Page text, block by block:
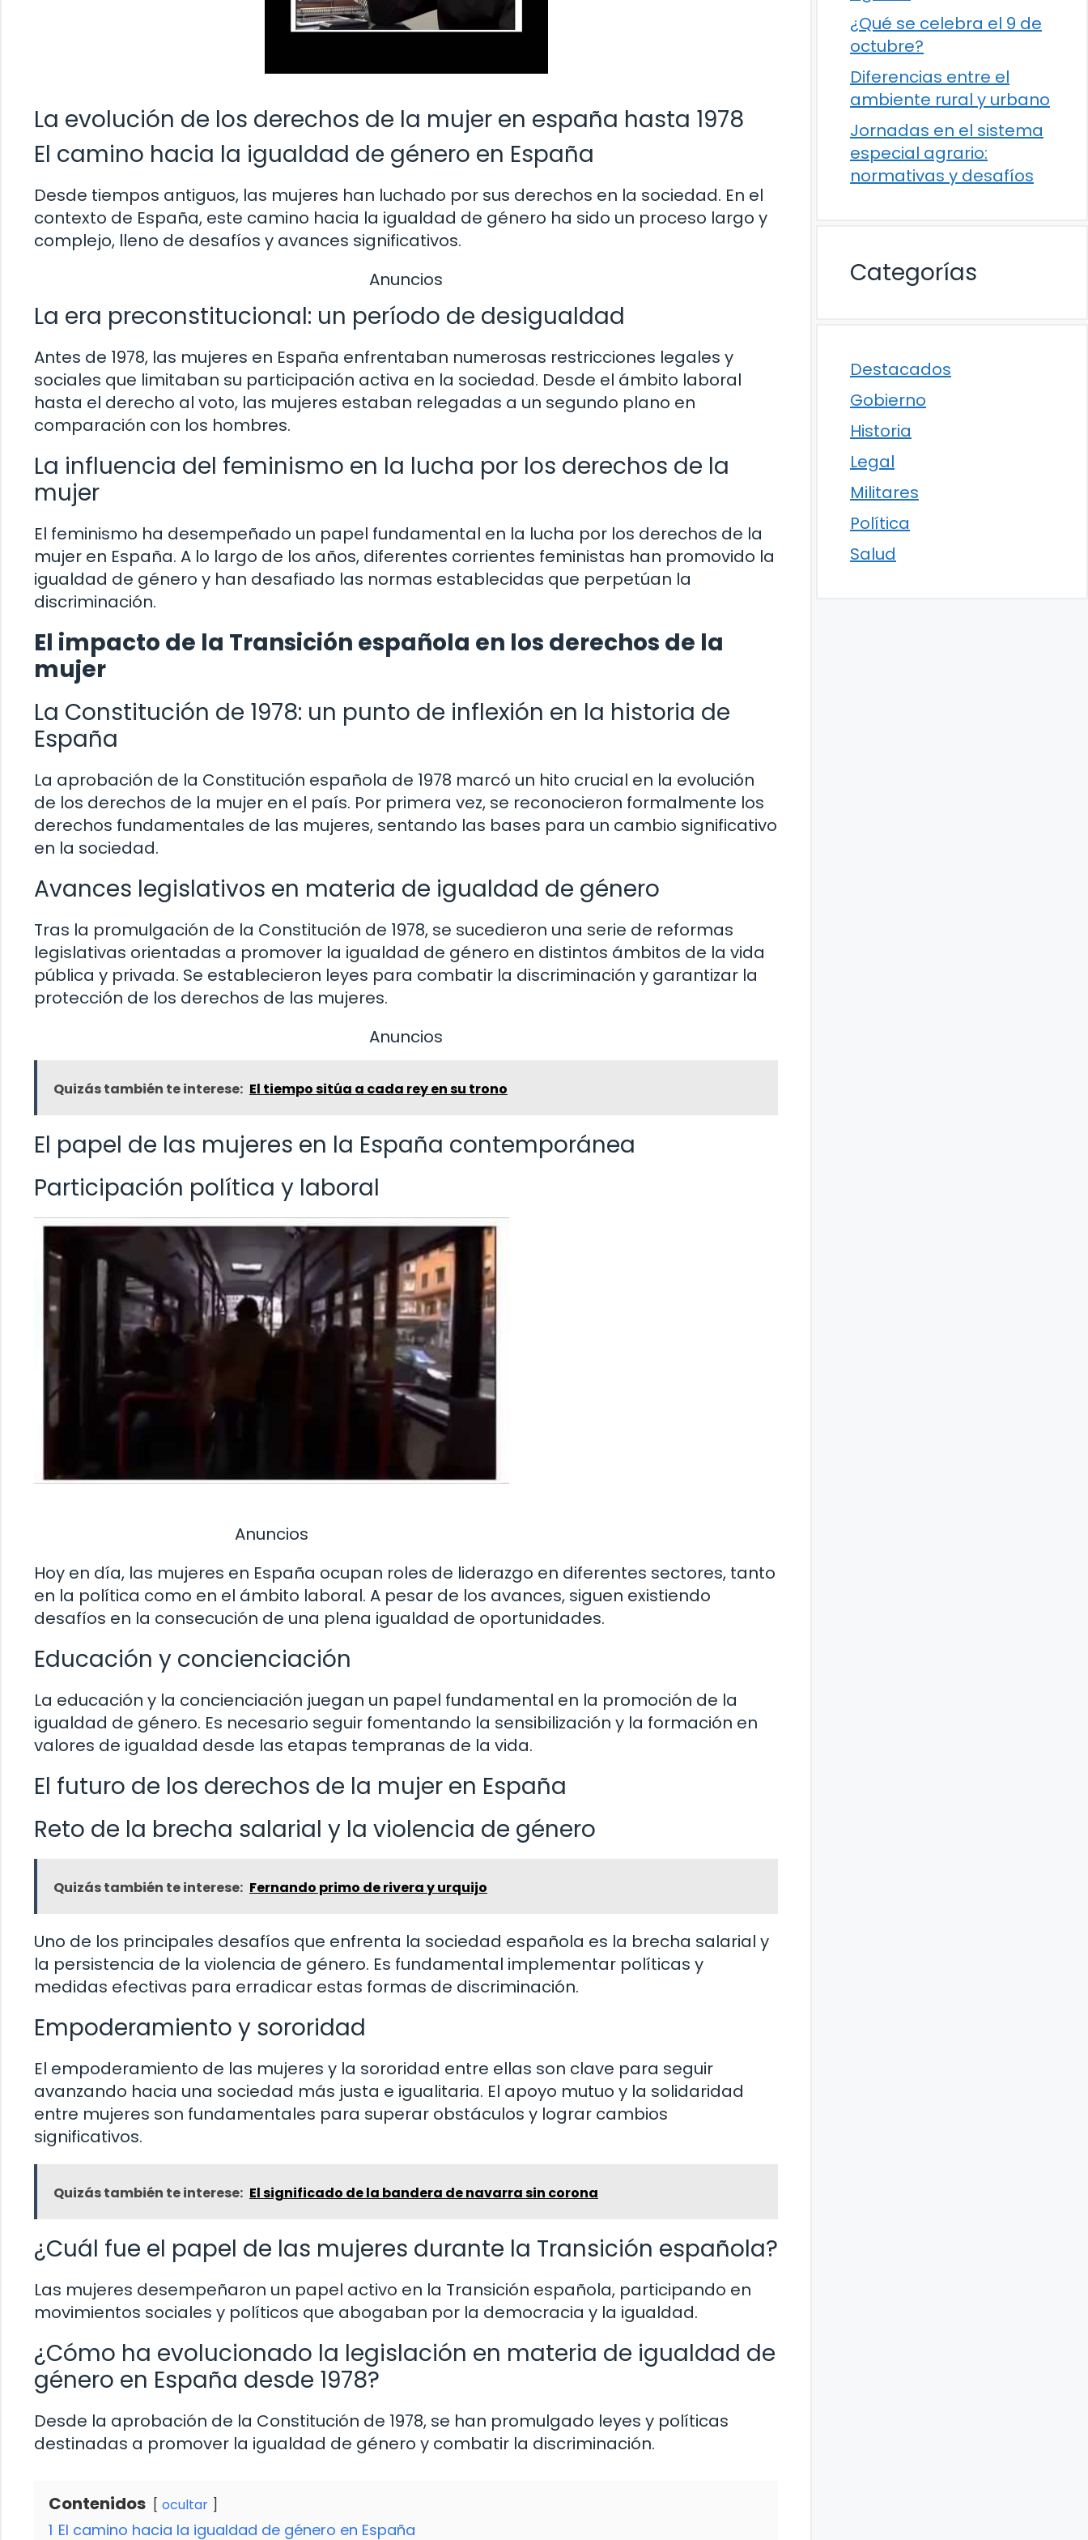
La evolución de los derechos de la mujer en españa hasta 1978
El camino hacia la igualdad de género en España
Desde tiempos antiguos, las mujeres han luchado por sus derechos en la sociedad. En el
contexto de España, este camino hacia la igualdad de género ha sido un proceso largo y
complejo, lleno de desafíos y avances significativos.
Anuncios
La era preconstitucional: un período de desigualdad
Antes de 1978, las mujeres en España enfrentaban numerosas restricciones legales y
sociales que limitaban su participación activa en la sociedad. Desde el ámbito laboral
hasta el derecho al voto, las mujeres estaban relegadas a un segundo plano en
comparación con los hombres.
La influencia del feminismo en la lucha por los derechos de la
mujer
El feminismo ha desempeñado un papel fundamental en la lucha por los derechos de la
mujer en España. A lo largo de los años, diferentes corrientes feministas han promovido la
igualdad de género y han desafiado las normas establecidas que perpetúan la
discriminación.
El impacto de la Transición española en los derechos de la
mujer
La Constitución de 1978: un punto de inflexión en la historia de
España
La aprobación de la Constitución española de 1978 marcó un hito crucial en la evolución
de los derechos de la mujer en el país. Por primera vez, se reconocieron formalmente los
derechos fundamentales de las mujeres, sentando las bases para un cambio significativo
en la sociedad.
Avances legislativos en materia de igualdad de género
Tras la promulgación de la Constitución de 1978, se sucedieron una serie de reformas
legislativas orientadas a promover la igualdad de género en distintos ámbitos de la vida
pública y privada. Se establecieron leyes para combatir la discriminación y garantizar la
protección de los derechos de las mujeres.
Anuncios
Quizás también te interese: El tiempo sitúa a cada rey en su trono
El papel de las mujeres en la España contemporánea
Participación política y laboral
Anuncios
Hoy en día, las mujeres en España ocupan roles de liderazgo en diferentes sectores, tanto
en la política como en el ámbito laboral. A pesar de los avances, siguen existiendo
desafíos en la consecución de una plena igualdad de oportunidades.
Educación y concienciación
La educación y la concienciación juegan un papel fundamental en la promoción de la
igualdad de género. Es necesario seguir fomentando la sensibilización y la formación en
valores de igualdad desde las etapas tempranas de la vida.
El futuro de los derechos de la mujer en España
Reto de la brecha salarial y la violencia de género
Quizás también te interese: Fernando primo de rivera y urquijo
Uno de los principales desafíos que enfrenta la sociedad española es la brecha salarial y
la persistencia de la violencia de género. Es fundamental implementar políticas y
medidas efectivas para erradicar estas formas de discriminación.
Empoderamiento y sororidad
El empoderamiento de las mujeres y la sororidad entre ellas son clave para seguir
avanzando hacia una sociedad más justa e igualitaria. El apoyo mutuo y la solidaridad
entre mujeres son fundamentales para superar obstáculos y lograr cambios
significativos.
Quizás también te interese: El significado de la bandera de navarra sin corona
¿Cuál fue el papel de las mujeres durante la Transición española?
Las mujeres desempeñaron un papel activo en la Transición española, participando en
movimientos sociales y políticos que abogaban por la democracia y la igualdad.
¿Cómo ha evolucionado la legislación en materia de igualdad de
género en España desde 1978?
Desde la aprobación de la Constitución de 1978, se han promulgado leyes y políticas
destinadas a promover la igualdad de género y combatir la discriminación.
Contenidos ocultar
1 El camino hacia la igualdad de género en España
¿Qué se celebra el 9 de
octubre?
Diferencias entre el
ambiente rural y urbano
Jornadas en el sistema
especial agrario:
normativas y desafíos
Categorías
Destacados
Gobierno
Historia
Legal
Militares
Política
Salud